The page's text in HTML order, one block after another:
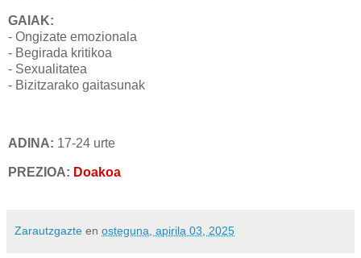
GAIAK:
- Ongizate emozionala
- Begirada kritikoa
- Sexualitatea
- Bizitzarako gaitasunak
ADINA: 17-24 urte
PREZIOA: Doakoa
Zarautzgazte en osteguna, apirila 03, 2025